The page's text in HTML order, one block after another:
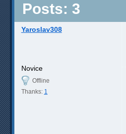
Posts: 3
Yaroslav308
Novice
Offline
Thanks: 1